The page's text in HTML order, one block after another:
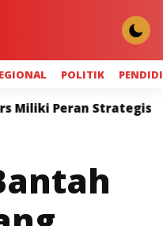
POLITIK
Strategis Membangun